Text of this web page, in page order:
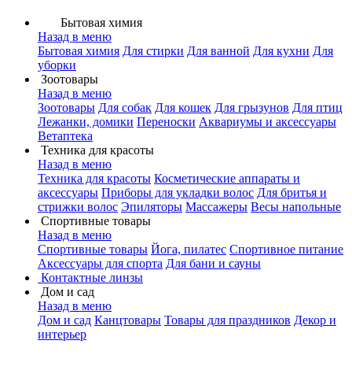
Бытовая химия
Назад в меню
Бытовая химия Для стирки Для ванной Для кухни Для
уборки
Зоотовары
Назад в меню
Зоотовары Для собак Для кошек Для грызунов Для птиц
Лежанки, домики Переноски Аквариумы и аксессуары
Ветаптека
Техника для красоты
Назад в меню
Техника для красоты Косметические аппараты и
аксессуары Приборы для укладки волос Для бритья и
стрижки волос Эпиляторы Массажеры Весы напольные
Спортивные товары
Назад в меню
Спортивные товары Йога, пилатес Спортивное питание
Аксессуары для спорта Для бани и сауны
Контактные линзы
Дом и сад
Назад в меню
Дом и сад Канцтовары Товары для праздников Декор и
интерьер